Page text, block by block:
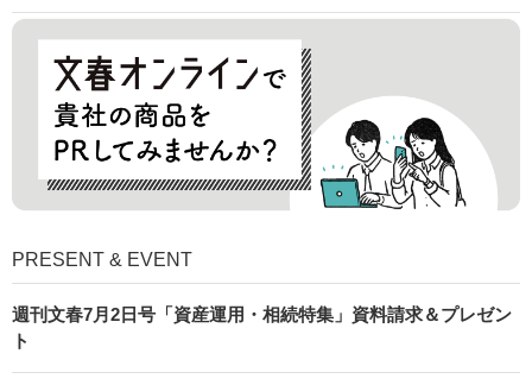
PRESENT & EVENT
週刊文春7月2日号「資産運用・相続特集」資料請求＆プレゼン
ト